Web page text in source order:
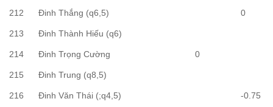
212 Đinh Thắng (q6,5) 0
213 Đinh Thành Hiếu (q6)
214 Đinh Trọng Cường 0
215 Đinh Trung (q8,5)
216 Đinh Văn Thái (;q4,5) -0.75